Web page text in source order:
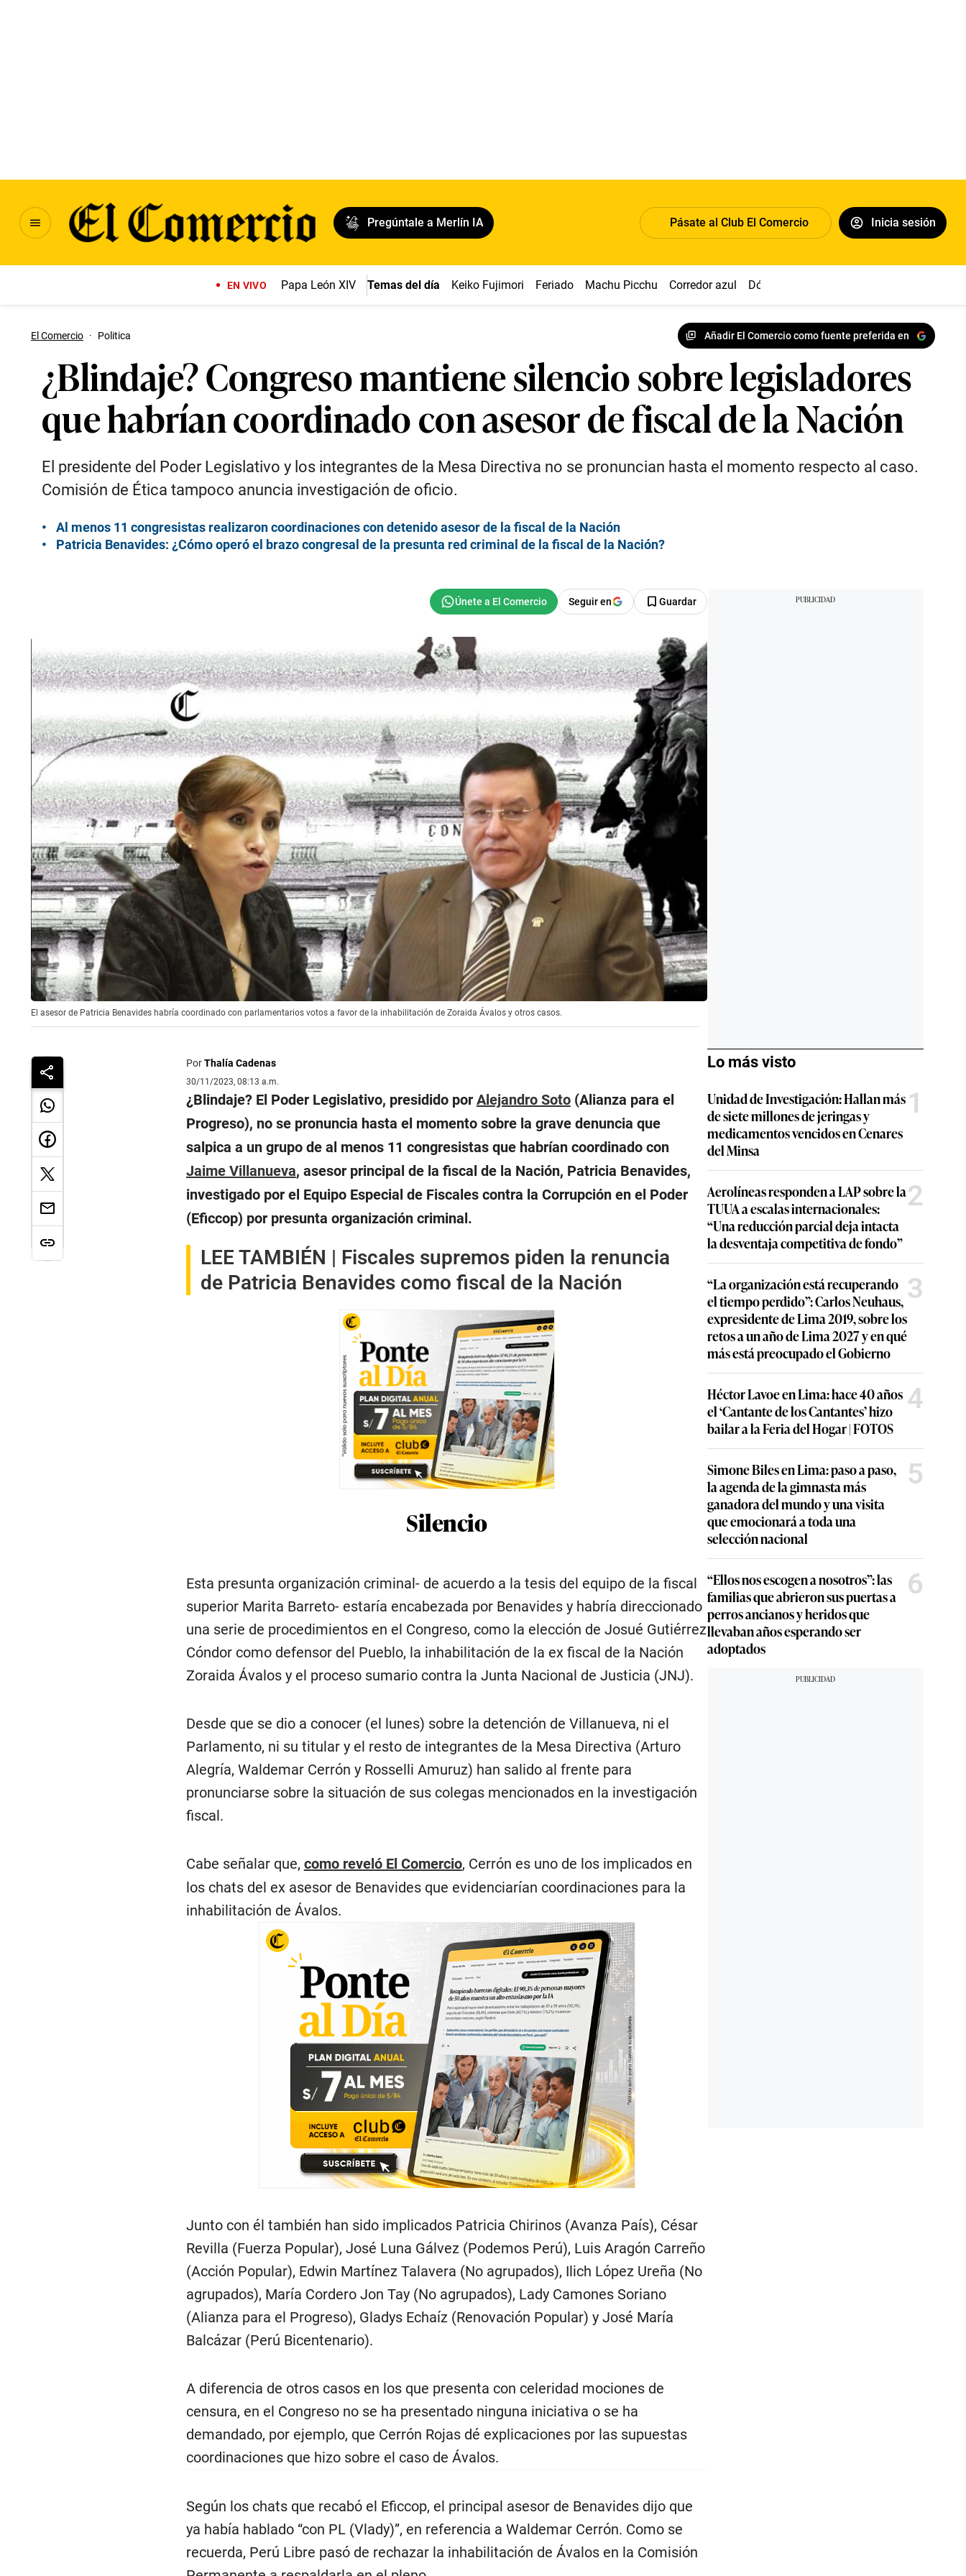
Pregúntale a Merlín IA Pásate al Club El Comercio Inicia sesión
EN VIVO Papa León XIV Temas del día Keiko Fujimori Feriado Machu Picchu Corredor azul Dólar
El Comercio · Politica Añadir El Comercio como fuente preferida en
¿Blindaje? Congreso mantiene silencio sobre legisladores
que habrían coordinado con asesor de fiscal de la Nación
El presidente del Poder Legislativo y los integrantes de la Mesa Directiva no se pronuncian hasta el momento respecto al caso.
Comisión de Ética tampoco anuncia investigación de oficio.
Al menos 11 congresistas realizaron coordinaciones con detenido asesor de la fiscal de la Nación
Patricia Benavides: ¿Cómo operó el brazo congresal de la presunta red criminal de la fiscal de la Nación?
Seguir en Guardar
El asesor de Patricia Benavides habría coordinado con parlamentarios votos a favor de la inhabilitación de Zoraida Ávalos y otros casos.
PorThalía Cadenas
30/11/2023, 08:13 a.m.
¿Blindaje? El Poder Legislativo, presidido por Alejandro Soto(Alianza para el
Progreso), no se pronuncia hasta el momento sobre la grave denuncia que
salpica a un grupo de al menos 11 congresistas que habrían coordinado con
Jaime Villanueva, asesor principal de la fiscal de la Nación, Patricia Benavides,
investigado por el Equipo Especial de Fiscales contra la Corrupción en el Poder
(Eficcop) por presunta organización criminal.
LEE TAMBIÉN | Fiscales supremos piden la renuncia
de Patricia Benavides como fiscal de la Nación
Silencio
Esta presunta organización criminal- de acuerdo a la tesis del equipo de la fiscal
superior Marita Barreto- estaría encabezada por Benavides y habría direccionado
una serie de procedimientos en el Congreso, como la elección de Josué Gutiérrez
Cóndor como defensor del Pueblo, la inhabilitación de la ex fiscal de la Nación
Zoraida Ávalos y el proceso sumario contra la Junta Nacional de Justicia (JNJ).
Desde que se dio a conocer (el lunes) sobre la detención de Villanueva, ni el
Parlamento, ni su titular y el resto de integrantes de la Mesa Directiva (Arturo
Alegría, Waldemar Cerrón y Rosselli Amuruz) han salido al frente para
pronunciarse sobre la situación de sus colegas mencionados en la investigación
fiscal.
Cabe señalar que, como reveló El Comercio, Cerrón es uno de los implicados en
los chats del ex asesor de Benavides que evidenciarían coordinaciones para la
inhabilitación de Ávalos.
Junto con él también han sido implicados Patricia Chirinos (Avanza País), César
Revilla (Fuerza Popular), José Luna Gálvez (Podemos Perú), Luis Aragón Carreño
(Acción Popular), Edwin Martínez Talavera (No agrupados), Ilich López Ureña (No
agrupados), María Cordero Jon Tay (No agrupados), Lady Camones Soriano
(Alianza para el Progreso), Gladys Echaíz (Renovación Popular) y José María
Balcázar (Perú Bicentenario).
A diferencia de otros casos en los que presenta con celeridad mociones de
censura, en el Congreso no se ha presentado ninguna iniciativa o se ha
demandado, por ejemplo, que Cerrón Rojas dé explicaciones por las supuestas
coordinaciones que hizo sobre el caso de Ávalos.
Según los chats que recabó el Eficcop, el principal asesor de Benavides dijo que
ya había hablado “con PL (Vlady)”, en referencia a Waldemar Cerrón. Como se
recuerda, Perú Libre pasó de rechazar la inhabilitación de Ávalos en la Comisión
Lo más visto
Unidad de Investigación: Hallan más
de siete millones de jeringas y
medicamentos vencidos en Cenares
del Minsa
1
Aerolíneas responden a LAP sobre la
TUUA a escalas internacionales:
“Una reducción parcial deja intacta
la desventaja competitiva de fondo”
2
“La organización está recuperando
el tiempo perdido”: Carlos Neuhaus,
expresidente de Lima 2019, sobre los
retos a un año de Lima 2027 y en qué
más está preocupado el Gobierno
3
Héctor Lavoe en Lima: hace 40 años
el ‘Cantante de los Cantantes’ hizo
bailar a la Feria del Hogar | FOTOS
4
Simone Biles en Lima: paso a paso,
la agenda de la gimnasta más
ganadora del mundo y una visita
que emocionará a toda una
selección nacional
5
“Ellos nos escogen a nosotros”: las
familias que abrieron sus puertas a
perros ancianos y heridos que
llevaban años esperando ser
adoptados
6